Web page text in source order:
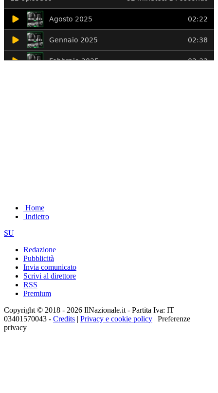
Home
Indietro
SU
Redazione
Pubblicità
Invia comunicato
Scrivi al direttore
RSS
Premium
Copyright © 2018 - 2026 IlNazionale.it - Partita Iva: IT
03401570043 - Credits | Privacy e cookie policy | Preferenze
privacy